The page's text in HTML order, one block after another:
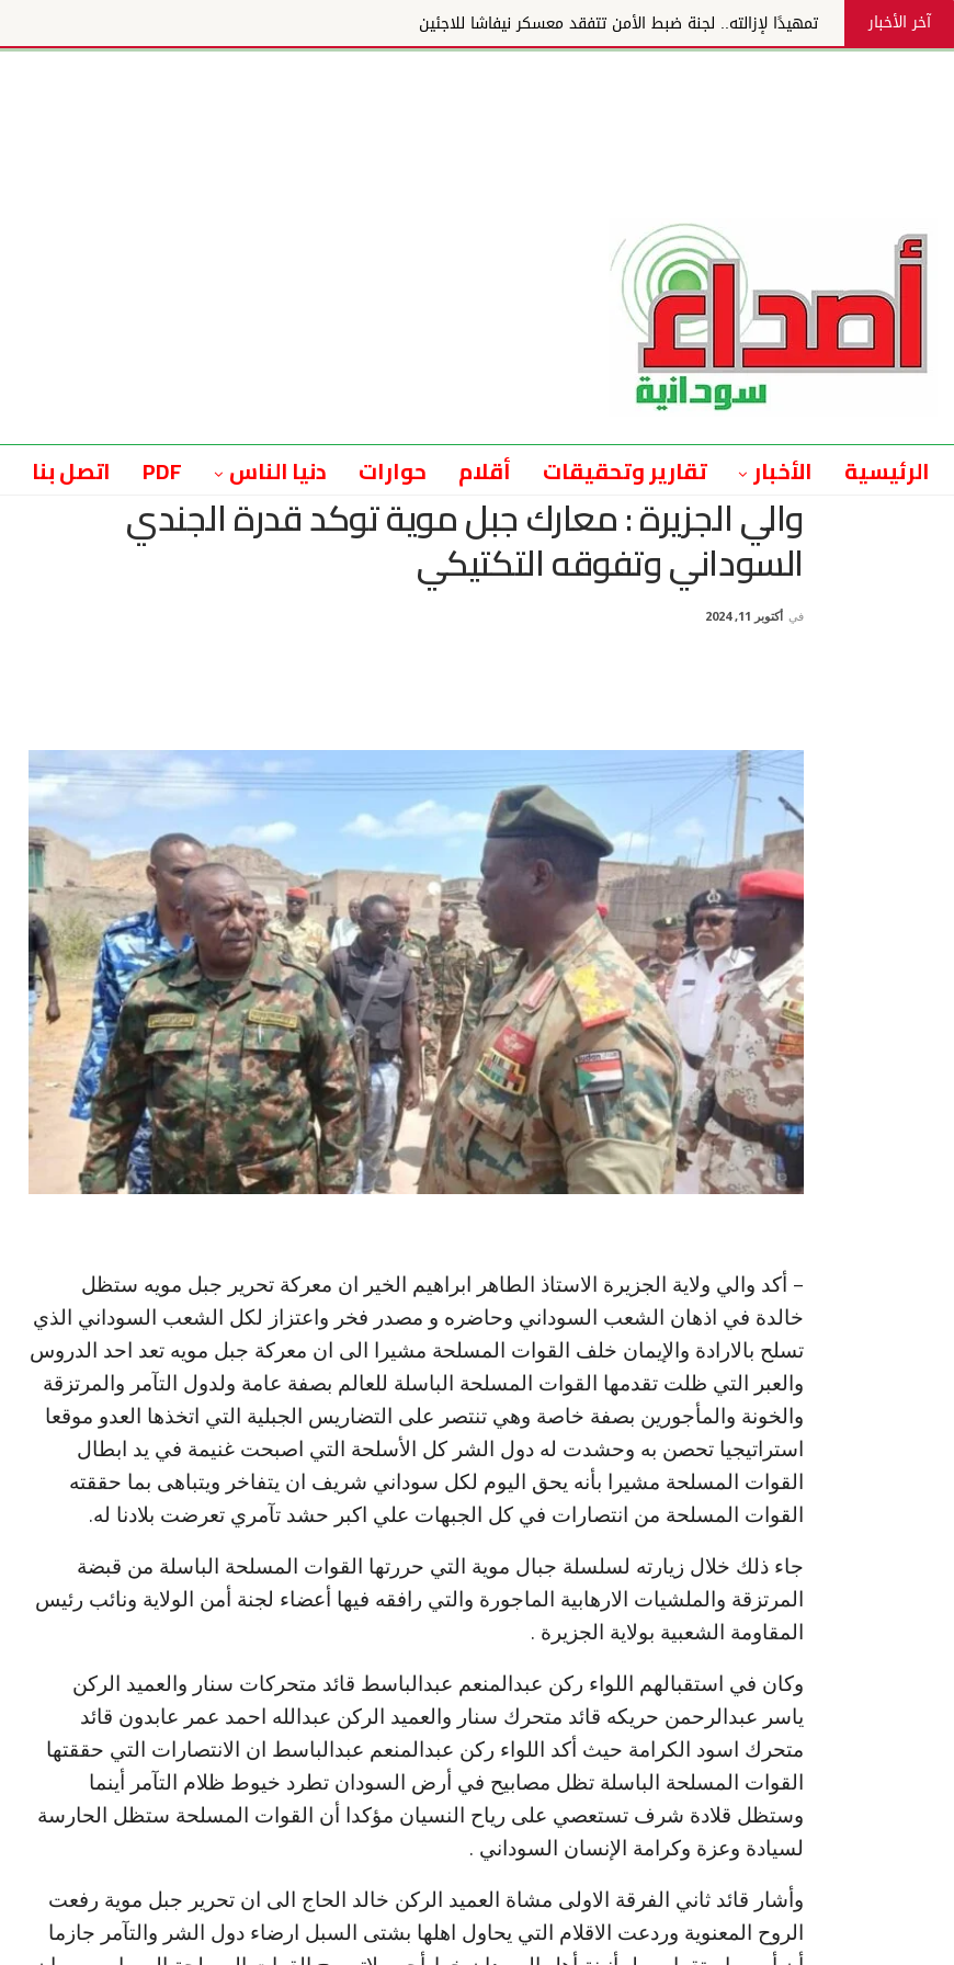
آخر الأخبار تمهيدًا لإزالته.. لجنة ضبط الأمن تتفقد معسكر نيفاشا للاجئين
الرئيسية الأخبار تقارير وتحقيقات أقلام حوارات دنيا الناس PDF اتصل بنا
والي الجزيرة : معارك جبل موية توكد قدرة الجندي
السوداني وتفوقه التكتيكي
في أكتوبر 11, 2024
– أكد والي ولاية الجزيرة الاستاذ الطاهر ابراهيم الخير ان معركة تحرير جبل مويه ستظل
خالدة في اذهان الشعب السوداني وحاضره و مصدر فخر واعتزاز لكل الشعب السوداني الذي
تسلح بالارادة والإيمان خلف القوات المسلحة مشيرا الى ان معركة جبل مويه تعد احد الدروس
والعبر التي ظلت تقدمها القوات المسلحة الباسلة للعالم بصفة عامة ولدول التآمر والمرتزقة
والخونة والمأجورين بصفة خاصة وهي تنتصر على التضاريس الجبلية التي اتخذها العدو موقعا
استراتيجيا تحصن به وحشدت له دول الشر كل الأسلحة التي اصبحت غنيمة في يد ابطال
القوات المسلحة مشيرا بأنه يحق اليوم لكل سوداني شريف ان يتفاخر ويتباهى بما حققته
القوات المسلحة من انتصارات في كل الجبهات علي اكبر حشد تآمري تعرضت بلادنا له.
جاء ذلك خلال زيارته لسلسلة جبال موية التي حررتها القوات المسلحة الباسلة من قبضة
المرتزقة والملشيات الارهابية الماجورة والتي رافقه فيها أعضاء لجنة أمن الولاية ونائب رئيس
المقاومة الشعبية بولاية الجزيرة .
وكان في استقبالهم اللواء ركن عبدالمنعم عبدالباسط قائد متحركات سنار والعميد الركن
ياسر عبدالرحمن حريكه قائد متحرك سنار والعميد الركن عبدالله احمد عمر عابدون قائد
متحرك اسود الكرامة حيث أكد اللواء ركن عبدالمنعم عبدالباسط ان الانتصارات التي حققتها
القوات المسلحة الباسلة تظل مصابيح في أرض السودان تطرد خيوط ظلام التآمر أينما
وستظل قلادة شرف تستعصي على رياح النسيان مؤكدا أن القوات المسلحة ستظل الحارسة
لسيادة وعزة وكرامة الإنسان السوداني .
وأشار قائد ثاني الفرقة الاولى مشاة العميد الركن خالد الحاج الى ان تحرير جبل موية رفعت
الروح المعنوية وردعت الاقلام التي يحاول اهلها بشتى السبل ارضاء دول الشر والتآمر جازما